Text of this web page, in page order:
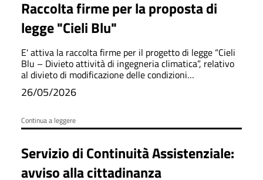
Raccolta firme per la proposta di
legge "Cieli Blu"
E' attiva la raccolta firme per il progetto di legge “Cieli
Blu – Divieto attività di ingegneria climatica”, relativo
al divieto di modificazione delle condizioni
meteorologiche tramite geoingegneria.La raccolta
firme è aperta fino al 16 ottobre 2026.
26/05/2026
Continua a leggere
Servizio di Continuità Assistenziale:
avviso alla cittadinanza